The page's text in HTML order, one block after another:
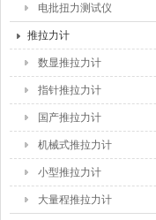
电批扭力测试仪
推拉力计
数显推拉力计
指针推拉力计
国产推拉力计
机械式推拉力计
小型推拉力计
大量程推拉力计